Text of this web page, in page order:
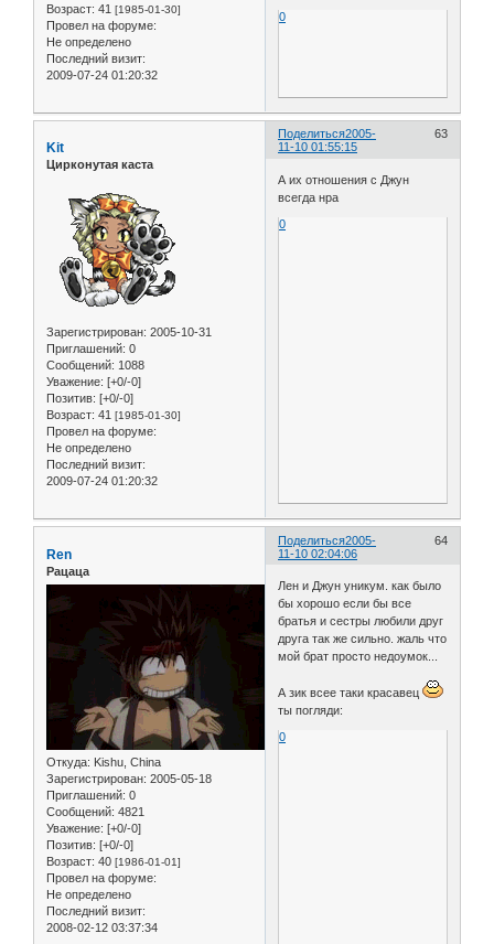
Возраст: 41 [1985-01-30]
Провел на форуме:
Не определено
Последний визит:
2009-07-24 01:20:32
0
Поделиться 63
2005-
11-10 01:55:15
Kit
Цирконутая каста
Зарегистрирован: 2005-10-31
Приглашений: 0
Сообщений: 1088
Уважение: [+0/-0]
Позитив: [+0/-0]
Возраст: 41 [1985-01-30]
Провел на форуме:
Не определено
Последний визит:
2009-07-24 01:20:32
А их отношения с Джун
всегда нра
0
Поделиться 64
2005-
11-10 02:04:06
Ren
Рацаца
Откуда: Kishu, China
Зарегистрирован: 2005-05-18
Приглашений: 0
Сообщений: 4821
Уважение: [+0/-0]
Позитив: [+0/-0]
Возраст: 40 [1986-01-01]
Провел на форуме:
Не определено
Последний визит:
2008-02-12 03:37:34
Лен и Джун уникум. как было
бы хорошо если бы все
братья и сестры любили друг
друга так же сильно. жаль что
мой брат просто недоумок...
А зик всее таки красавец
ты погляди:
0